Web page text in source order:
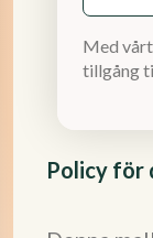
Policy för
Med
tillgång